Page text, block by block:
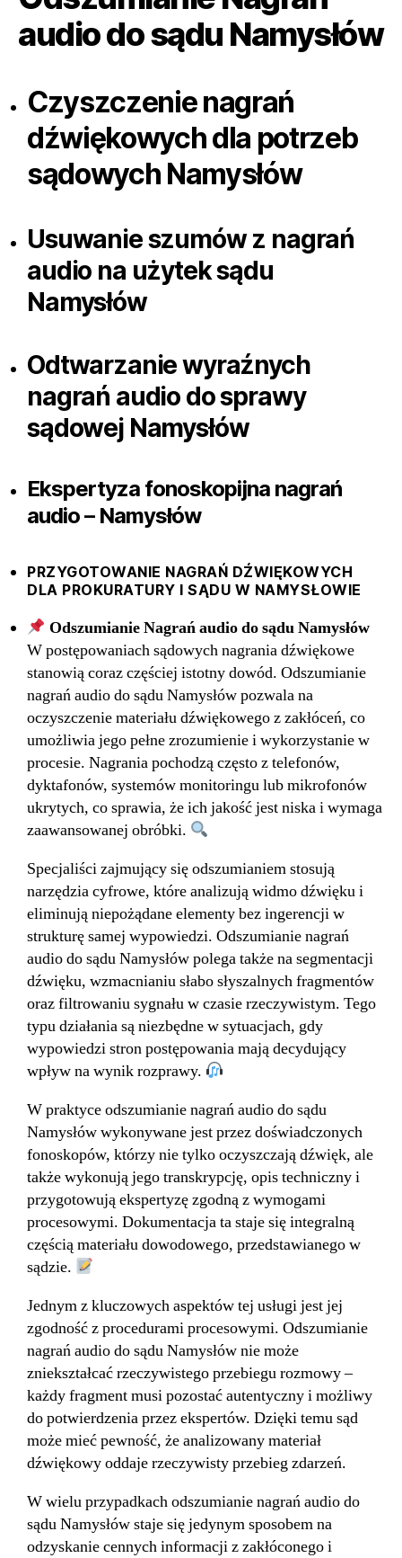
audio do sądu Namysłów
Czyszczenie nagrań
dźwiękowych dla potrzeb
sądowych Namysłów
Usuwanie szumów z nagrań
audio na użytek sądu
Namysłów
Odtwarzanie wyraźnych
nagrań audio do sprawy
sądowej Namysłów
Ekspertyza fonoskopijna nagrań
audio – Namysłów
PRZYGOTOWANIE NAGRAŃ DŹWIĘKOWYCH
DLA PROKURATURY I SĄDU W NAMYSŁOWIE
Odszumianie Nagrań audio do sądu Namysłów
W postępowaniach sądowych nagrania dźwiękowe
stanowią coraz częściej istotny dowód. Odszumianie
nagrań audio do sądu Namysłów pozwala na
oczyszczenie materiału dźwiękowego z zakłóceń, co
umożliwia jego pełne zrozumienie i wykorzystanie w
procesie. Nagrania pochodzą często z telefonów,
dyktafonów, systemów monitoringu lub mikrofonów
ukrytych, co sprawia, że ich jakość jest niska i wymaga
zaawansowanej obróbki.
Specjaliści zajmujący się odszumianiem stosują
narzędzia cyfrowe, które analizują widmo dźwięku i
eliminują niepożądane elementy bez ingerencji w
strukturę samej wypowiedzi. Odszumianie nagrań
audio do sądu Namysłów polega także na segmentacji
dźwięku, wzmacnianiu słabo słyszalnych fragmentów
oraz filtrowaniu sygnału w czasie rzeczywistym. Tego
typu działania są niezbędne w sytuacjach, gdy
wypowiedzi stron postępowania mają decydujący
wpływ na wynik rozprawy.
W praktyce odszumianie nagrań audio do sądu
Namysłów wykonywane jest przez doświadczonych
fonoskopów, którzy nie tylko oczyszczają dźwięk, ale
także wykonują jego transkrypcję, opis techniczny i
przygotowują ekspertyzę zgodną z wymogami
procesowymi. Dokumentacja ta staje się integralną
częścią materiału dowodowego, przedstawianego w
sądzie.
Jednym z kluczowych aspektów tej usługi jest jej
zgodność z procedurami procesowymi. Odszumianie
nagrań audio do sądu Namysłów nie może
zniekształcać rzeczywistego przebiegu rozmowy –
każdy fragment musi pozostać autentyczny i możliwy
do potwierdzenia przez ekspertów. Dzięki temu sąd
może mieć pewność, że analizowany materiał
dźwiękowy oddaje rzeczywisty przebieg zdarzeń.
W wielu przypadkach odszumianie nagrań audio do
sądu Namysłów staje się jedynym sposobem na
odzyskanie cennych informacji z zakłóconego i